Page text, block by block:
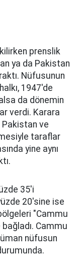
prenslik
ya da Pakistan
Nüfusunun
1947'de
da dönemin
verdi. Karara
Pakistan ve
taraflar
yine aynı
35'i
20'sine ise
"Cammu
Cammu
nüfusun